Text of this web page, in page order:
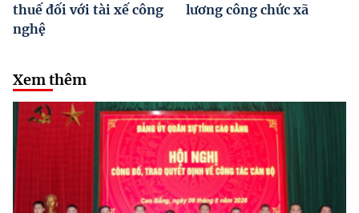
thuế đối với tài xế công
nghệ
lương công chức xã
Xem thêm